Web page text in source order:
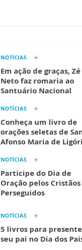
NOTÍCIAS
Em ação de graças, Zé
Neto faz romaria ao
Santuário Nacional
NOTÍCIAS
Conheça um livro de
orações seletas de
Afonso Maria de
NOTÍCIAS
Participe do Dia de
Oração pelos Cristãos
Perseguidos
NOTÍCIAS
5 livros para
seu pai no Dia dos